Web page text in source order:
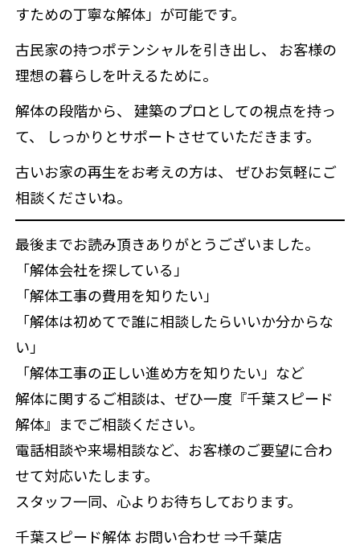
すための丁寧な解体」が可能です。
古民家の持つポテンシャルを引き出し、 お客様の
理想の暮らしを叶えるために。
解体の段階から、 建築のプロとしての視点を持っ
て、 しっかりとサポートさせていただきます。
古いお家の再生をお考えの方は、 ぜひお気軽にご
相談くださいね。
最後までお読み頂きありがとうございました。
「解体会社を探している」
「解体工事の費用を知りたい」
「解体は初めてで誰に相談したらいいか分からな
い」
「解体工事の正しい進め方を知りたい」など
解体に関するご相談は、ぜひ一度『千葉スピード
解体』までご相談ください。
電話相談や来場相談など、お客様のご要望に合わ
せて対応いたします。
スタッフ一同、心よりお待ちしております。
千葉スピード解体 お問い合わせ ⇒千葉店